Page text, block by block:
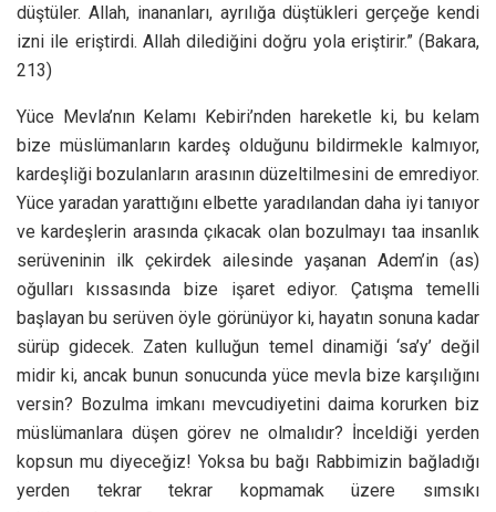
düştüler. Allah, inananları, ayrılığa düştükleri gerçeğe kendi
izni ile eriştirdi. Allah dilediğini doğru yola eriştirir.” (Bakara,
213)
Yüce Mevla’nın Kelamı Kebiri’nden hareketle ki, bu kelam
bize müslümanların kardeş olduğunu bildirmekle kalmıyor,
kardeşliği bozulanların arasının düzeltilmesini de emrediyor.
Yüce yaradan yarattığını elbette yaradılandan daha iyi tanıyor
ve kardeşlerin arasında çıkacak olan bozulmayı taa insanlık
serüveninin ilk çekirdek ailesinde yaşanan Adem’in (as)
oğulları kıssasında bize işaret ediyor. Çatışma temelli
başlayan bu serüven öyle görünüyor ki, hayatın sonuna kadar
sürüp gidecek. Zaten kulluğun temel dinamiği ‘sa’y’ değil
midir ki, ancak bunun sonucunda yüce mevla bize karşılığını
versin? Bozulma imkanı mevcudiyetini daima korurken biz
müslümanlara düşen görev ne olmalıdır? İnceldiği yerden
kopsun mu diyeceğiz! Yoksa bu bağı Rabbimizin bağladığı
yerden tekrar tekrar kopmamak üzere sımsıkı